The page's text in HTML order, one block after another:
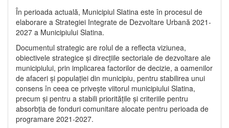
În perioada actuală, Municipiul Slatina este în procesul de
elaborare a Strategiei Integrate de Dezvoltare Urbană 2021‐
2027 a Municipiului Slatina.
Documentul strategic are rolul de a reflecta viziunea,
obiectivele strategice și direcțiile sectoriale de dezvoltare ale
municipiului, prin implicarea factorilor de decizie, a oamenilor
de afaceri și populației din municipiu, pentru stabilirea unui
consens în ceea ce privește viitorul municipiului Slatina,
precum și pentru a stabili prioritățile și criteriile pentru
absorbția de fonduri comunitare alocate pentru perioada de
programare 2021-2027.